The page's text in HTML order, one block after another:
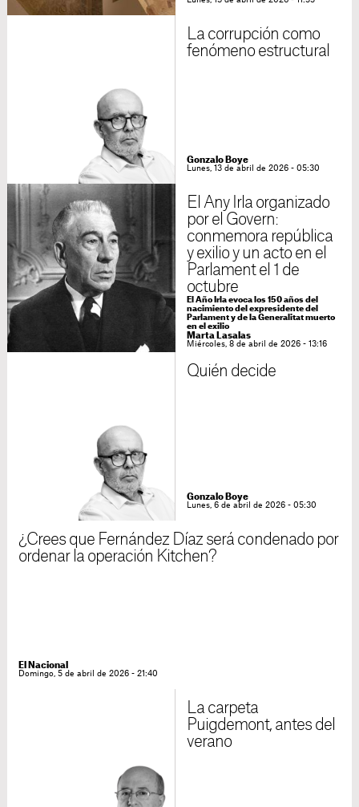
La corrupción como
fenómeno estructural
Gonzalo Boye
Lunes, 13 de abril de 2026 - 05:30
El Any Irla organizado
por el Govern:
conmemora república
y exilio y un acto en el
Parlament el 1 de
octubre
El Año Irla evoca los 150 años del
nacimiento del expresidente del
Parlament y de la Generalitat muerto
en el exilio
Marta Lasalas
Miércoles, 8 de abril de 2026 - 13:16
Quién decide
Gonzalo Boye
Lunes, 6 de abril de 2026 - 05:30
¿Crees que Fernández Díaz será condenado por
ordenar la operación Kitchen?
El Nacional
Domingo, 5 de abril de 2026 - 21:40
La carpeta
Puigdemont, antes del
verano